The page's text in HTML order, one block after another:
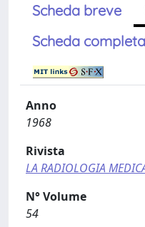
Scheda breve
Scheda
Anno
1968
Rivista
LA RADIOLOGIA
N° Volume
54